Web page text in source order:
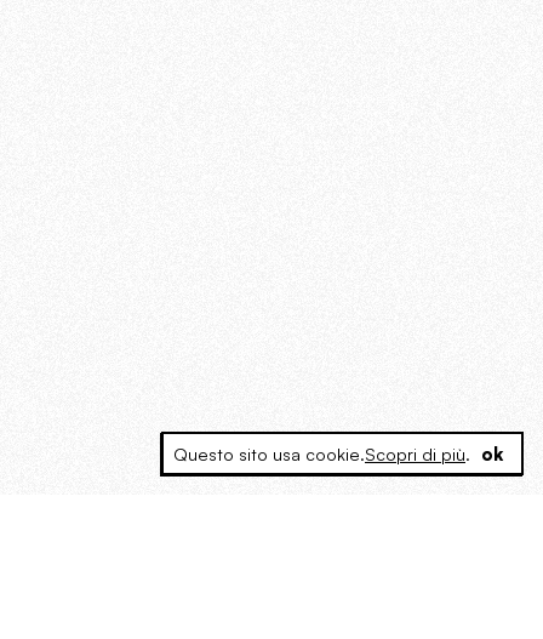
Questo sito usa cookie.Scopri di più. ok